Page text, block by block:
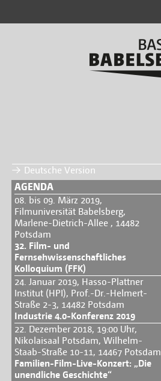
Deutsche Version
AGENDA
08. bis 09. März 2019,
Filmuniversität Babelsberg,
Marlene-Dietrich-Allee , 14482
Potsdam
32. Film- und
Fernsehwissenschaftliches
Kolloquium (FFK)
24. Januar 2019, Hasso-Plattner
Institut (HPI), Prof.-Dr.-Helmert-
Straße 2-3, 14482 Potsdam
Industrie 4.0-Konferenz 2019
22. Dezember 2018, 19:00 Uhr,
Nikolaisaal Potsdam, Wilhelm-
Staab-Straße 10-11, 14467 Potsdam
Familien-Film-Live-Konzert: „Die
unendliche Geschichte“